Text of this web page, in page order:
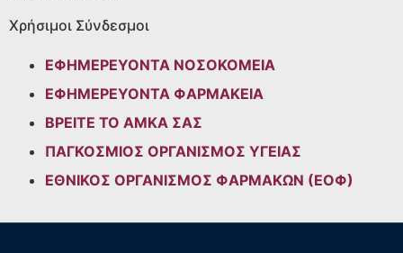
Χρήσιμοι Σύνδεσμοι
ΕΦΗΜΕΡΕΥΟΝΤΑ ΝΟΣΟΚΟΜΕΙΑ
ΕΦΗΜΕΡΕΥΟΝΤΑ ΦΑΡΜΑΚΕΙΑ
ΒΡΕΙΤΕ ΤΟ ΑΜΚΑ ΣΑΣ
ΠΑΓΚΟΣΜΙΟΣ ΟΡΓΑΝΙΣΜΟΣ ΥΓΕΙΑΣ
ΕΘΝΙΚΟΣ ΟΡΓΑΝΙΣΜΟΣ ΦΑΡΜΑΚΩΝ (ΕΟΦ)